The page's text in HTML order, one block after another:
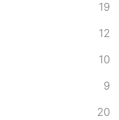
19
12
10
9
20